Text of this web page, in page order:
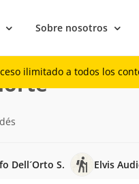
Sobre nosotros
ilimitado a todos los
Dell´Orto S. Elvis